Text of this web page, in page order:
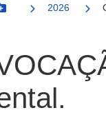
Botão Menu
2026